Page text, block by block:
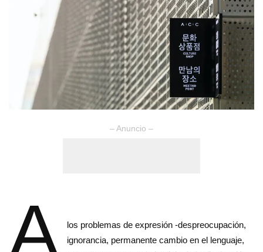
– Anuncio –
A
los problemas de expre­sión -despreocupación,
ignorancia, permanente cambio en el lenguaje,